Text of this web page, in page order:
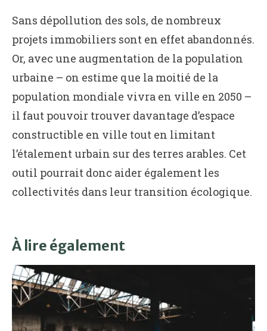
Sans dépollution des sols, de nombreux
projets immobiliers sont en effet abandonnés.
Or, avec une augmentation de la population
urbaine – on estime que la moitié de la
population mondiale vivra en ville en 2050 –
il faut pouvoir trouver davantage d’espace
constructible en ville tout en limitant
l’étalement urbain sur des terres arables. Cet
outil pourrait donc aider également les
collectivités dans leur transition écologique.
À lire également